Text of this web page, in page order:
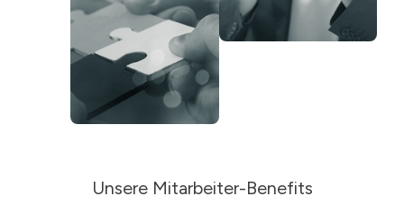
Unsere Mitarbeiter-Benefits